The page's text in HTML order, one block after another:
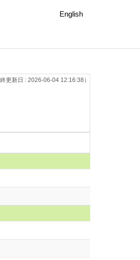
English
終更新日 : 2026-06-04 12:16:38）